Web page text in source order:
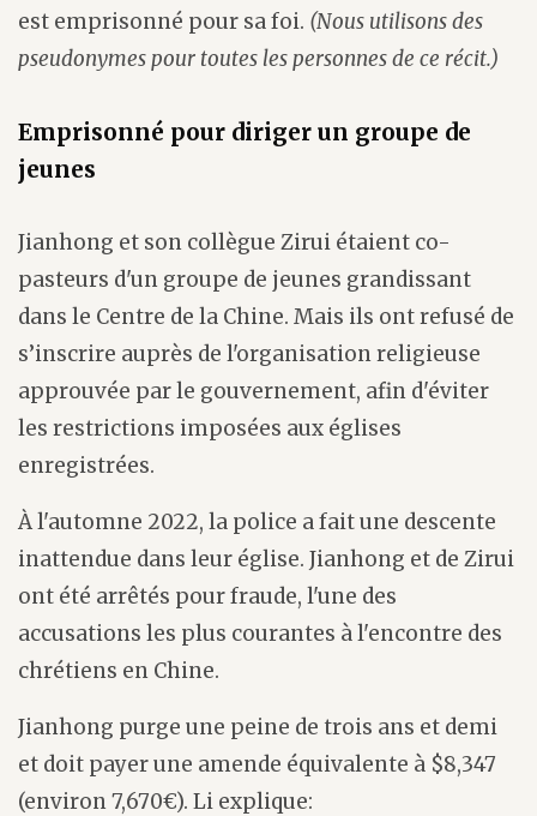
est emprisonné pour sa foi. (Nous utilisons des
pseudonymes pour toutes les personnes de ce récit.)
Emprisonné pour diriger un groupe de
jeunes
Jianhong et son collègue Zirui étaient co-
pasteurs d'un groupe de jeunes grandissant
dans le Centre de la Chine. Mais ils ont refusé de
s’inscrire auprès de l'organisation religieuse
approuvée par le gouvernement, afin d'éviter
les restrictions imposées aux églises
enregistrées.
À l'automne 2022, la police a fait une descente
inattendue dans leur église. Jianhong et de Zirui
ont été arrêtés pour fraude, l'une des
accusations les plus courantes à l'encontre des
chrétiens en Chine.
Jianhong purge une peine de trois ans et demi
et doit payer une amende équivalente à $8,347
(environ 7,670€). Li explique: